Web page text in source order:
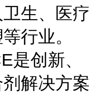
生、医疗
行业。
是创新、
解决方案